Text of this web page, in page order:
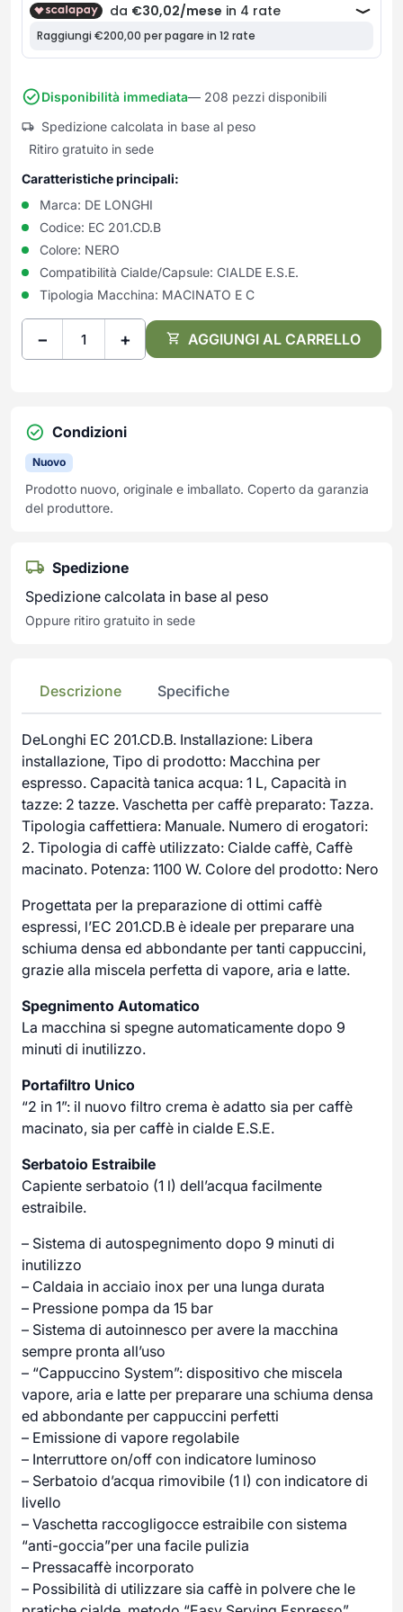
Frullatori
Macchine caffe e capsule
Robot Da Cucina
Sbattitori
Spremiagrumi e Centrifughe
Stiro
Tostapane
Tritacarne
Tritaverdure elettrici
Utensili da cucina
Yogurtiere
Lampade da parete
Lampade da tavolo
Mobili Ingresso
Mobili Multiuso
Scarpiere
SOGGIORNO
Complementi Soggiorno
Divani e Poltrone
Sedie e Sgabelli
Soggiorni e Pareti
Tavoli e Tavolini
UFFICIO
Scrivanie
Sedie per ufficio
TAVOLI USATI TAVOLINI USATI
Disponibilità immediata— 208 pezzi disponibili
Spedizione calcolata in base al peso
Ritiro gratuito in sede
Caratteristiche principali:
Marca: DE LONGHI
Codice: EC 201.CD.B
Colore: NERO
Compatibilità Cialde/Capsule: CIALDE E.S.E.
Tipologia Macchina: MACINATO E C
− + AGGIUNGI AL CARRELLO
Condizioni
Nuovo
Prodotto nuovo, originale e imballato. Coperto da garanzia
del produttore.
Spedizione
Spedizione calcolata in base al peso
Oppure ritiro gratuito in sede
Descrizione Specifiche
DeLonghi EC 201.CD.B. Installazione: Libera
installazione, Tipo di prodotto: Macchina per
espresso. Capacità tanica acqua: 1 L, Capacità in
tazze: 2 tazze. Vaschetta per caffè preparato: Tazza.
Tipologia caffettiera: Manuale. Numero di erogatori:
2. Tipologia di caffè utilizzato: Cialde caffè, Caffè
macinato. Potenza: 1100 W. Colore del prodotto: Nero
Progettata per la preparazione di ottimi caffè
espressi, l’EC 201.CD.B è ideale per preparare una
schiuma densa ed abbondante per tanti cappuccini,
grazie alla miscela perfetta di vapore, aria e latte.
Spegnimento Automatico
La macchina si spegne automaticamente dopo 9
minuti di inutilizzo.
Portafiltro Unico
“2 in 1”: il nuovo filtro crema è adatto sia per caffè
macinato, sia per caffè in cialde E.S.E.
Serbatoio Estraibile
Capiente serbatoio (1 l) dell’acqua facilmente
estraibile.
– Sistema di autospegnimento dopo 9 minuti di
inutilizzo
– Caldaia in acciaio inox per una lunga durata
– Pressione pompa da 15 bar
– Sistema di autoinnesco per avere la macchina
sempre pronta all’uso
– “Cappuccino System”: dispositivo che miscela
vapore, aria e latte per preparare una schiuma densa
ed abbondante per cappuccini perfetti
– Emissione di vapore regolabile
– Interruttore on/off con indicatore luminoso
– Serbatoio d’acqua rimovibile (1 l) con indicatore di
livello
– Vaschetta raccogligocce estraibile con sistema
“anti-goccia”per una facile pulizia
– Pressacaffè incorporato
– Possibilità di utilizzare sia caffè in polvere che le